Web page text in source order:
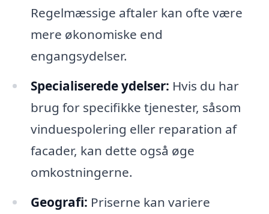
Regelmæssige aftaler kan ofte være
mere økonomiske end
engangsydelser.
Specialiserede ydelser: Hvis du har
brug for specifikke tjenester, såsom
vinduespolering eller reparation af
facader, kan dette også øge
omkostningerne.
Geografi: Priserne kan variere